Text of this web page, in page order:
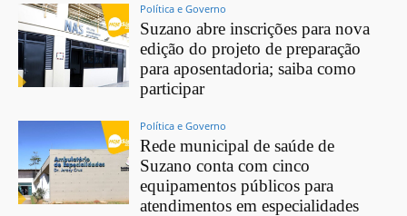
Política e Governo
Suzano abre inscrições para nova
edição do projeto de preparação
para aposentadoria; saiba como
participar
Política e Governo
Rede municipal de saúde de
Suzano conta com cinco
equipamentos públicos para
atendimentos em especialidades